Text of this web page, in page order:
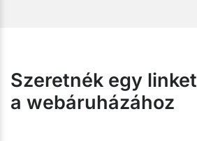
Szeretnék egy linket
a webáruházához